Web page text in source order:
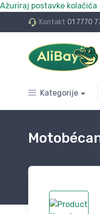
Ažuriraj postavke kolačića
Kontakt 01 7770
24 rate bez kamata
Kategorije